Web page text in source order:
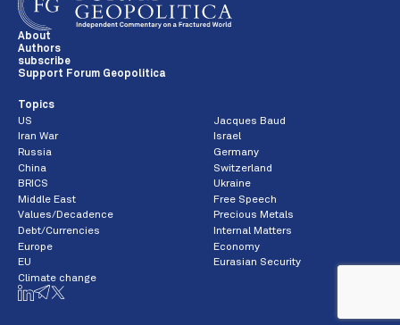
About
Authors
subscribe
Support Forum Geopolitica
Topics
US
Jacques Baud
Iran War
Israel
Russia
Germany
China
Switzerland
BRICS
Ukraine
Middle East
Free Speech
Values/Decadence
Precious Metals
Debt/Currencies
Internal Matters
Europe
Economy
EU
Eurasian Security
Climate change